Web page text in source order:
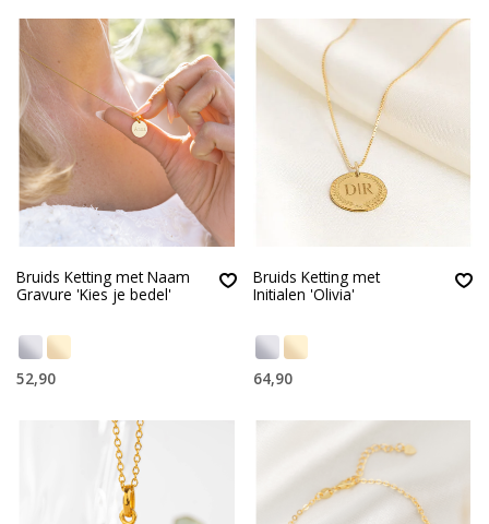
Bruids Ketting met Naam
Gravure 'Kies je bedel'
52,90
Bruids Ketting met
Initialen 'Olivia'
64,90